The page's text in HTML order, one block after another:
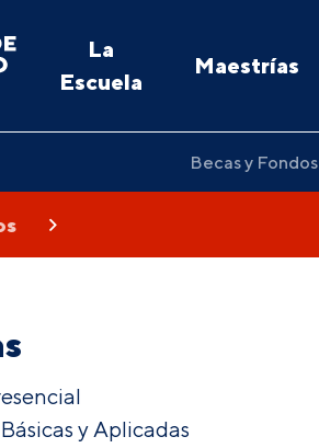
La
Escuela
Maestrías
Becas y Fondos
y Aplicadas